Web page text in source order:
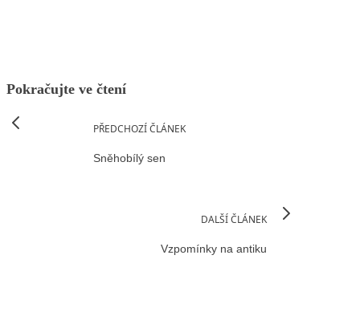
Pokračujte ve čtení
PŘEDCHOZÍ ČLÁNEK
Sněhobílý sen
DALŠÍ ČLÁNEK
Vzpomínky na antiku